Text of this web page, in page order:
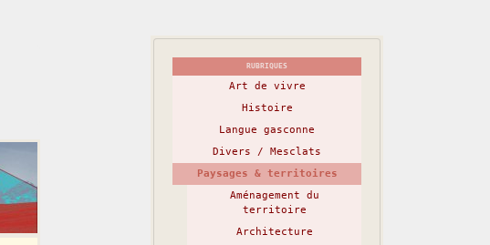
RUBRIQUES
Art de vivre
Histoire
Langue gasconne
Divers / Mesclats
Paysages & territoires
Aménagement du
territoire
Architecture